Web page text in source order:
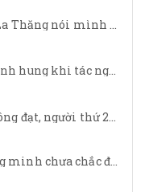
Lời sau cùng, ông Đinh La Thăng nói mình nợ nhân dân quá nhiều
Nhóm phóng viên bị hành hung khi tác nghiệp
Ông chủ Amazon: Thông minh chưa chắc đã thành công